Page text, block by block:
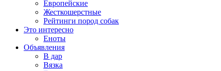
Европейские
Жесткошерстные
Рейтинги пород собак
Это интересно
Еноты
Объявления
В дар
Вязка